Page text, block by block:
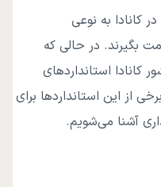
کانادا به نوعی
بگیرند. در حالی که
کانادا استانداردهای
از این استانداردها برای
آشنا می‌شویم.